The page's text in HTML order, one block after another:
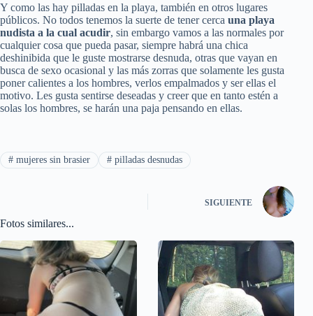
Y como las hay pilladas en la playa, también en otros lugares
públicos. No todos tenemos la suerte de tener cerca una playa
nudista a la cual acudir, sin embargo vamos a las normales por
cualquier cosa que pueda pasar, siempre habrá una chica
deshinibida que le guste mostrarse desnuda, otras que vayan en
busca de sexo ocasional y las más zorras que solamente les gusta
poner calientes a los hombres, verlos empalmados y ser ellas el
motivo. Les gusta sentirse deseadas y creer que en tanto estén a
solas los hombres, se harán una paja pensando en ellas.
#mujeres sin brasier #pilladas desnudas
SIGUIENTE
Fotos similares...